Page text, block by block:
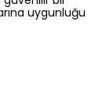
uygunluğu